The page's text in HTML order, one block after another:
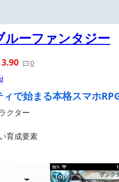
ルーファンタジー
3.90 0
で始まる本格スマホ
クター
育成要素